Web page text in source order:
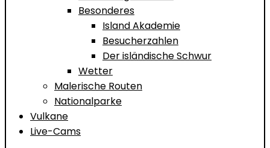
Besonderes
Island Akademie
Besucherzahlen
Der isländische Schwur
Wetter
Malerische Routen
Nationalparke
Vulkane
Live-Cams